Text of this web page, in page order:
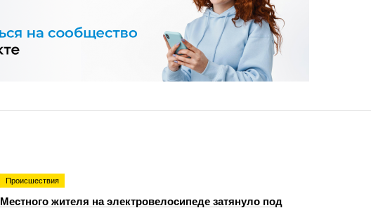
Происшествия
Местного жителя на электровелосипеде затянуло под